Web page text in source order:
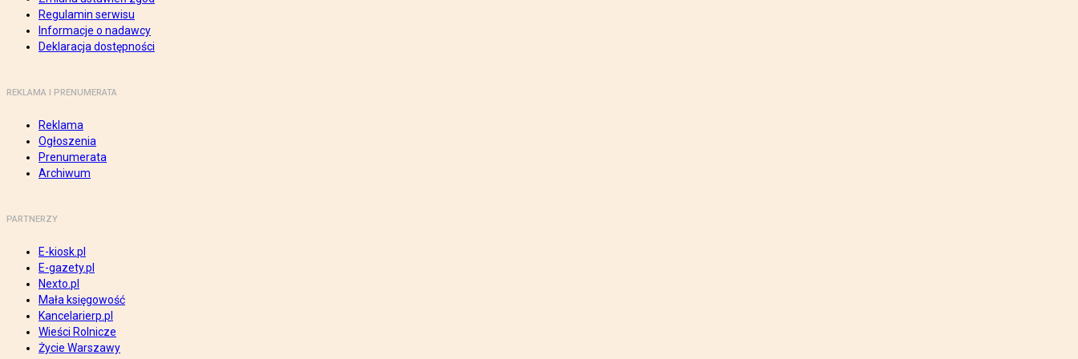
Regulamin serwisu
Informacje o nadawcy
Deklaracja dostępności
REKLAMA I PRENUMERATA
Reklama
Ogłoszenia
Prenumerata
Archiwum
PARTNERZY
E-kiosk.pl
E-gazety.pl
Nexto.pl
Mała księgowość
Kancelarierp.pl
Wieści Rolnicze
Życie Warszawy